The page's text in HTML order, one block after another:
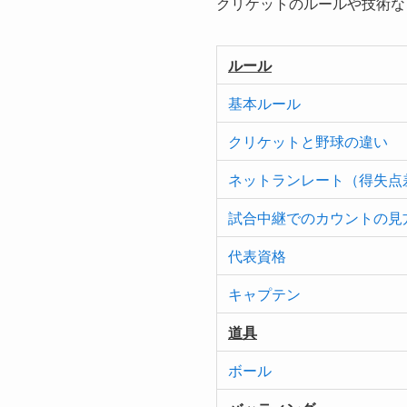
ルール
基本ルール
クリケットと野球の違い
ネットランレート（得失点
試合中継でのカウントの見
代表資格
キャプテン
道具
ボール